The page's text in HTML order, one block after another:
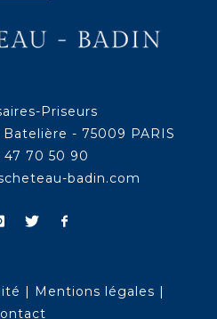
Priseurs
- 75009 PARIS
47 70 50 90
badin.com
| Mentions légales |